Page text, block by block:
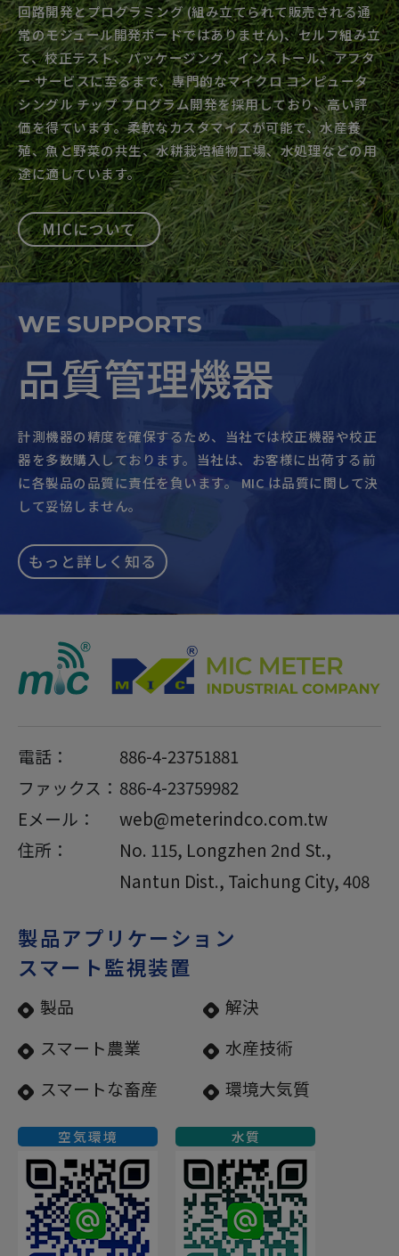
回路開発とプログラミング (組み立てられて販売される通
常のモジュール開発ボードではありません)、セルフ組み立
て、校正テスト、パッケージング、インストール、アフタ
ー サービスに至るまで、専門的なマイクロ コンピュータ
シングル チップ プログラム開発を採用しており、高い評
価を得ています。柔軟なカスタマイズが可能で、水産養
殖、魚と野菜の共生、水耕栽培植物工場、水処理などの用
途に適しています。
MICについて
品質管理機器
計測機器の精度を確保するため、当社では校正機器や校正
器を多数購入しております。当社は、お客様に出荷する前
に各製品の品質に責任を負います。 MIC は品質に関して決
して妥協しません。
もっと詳しく知る
WE SUPPORTS
電話：
886-4-23751881
ファックス： 886-4-23759982
Eメール：
web@meterindco.com.tw
住所：
No. 115, Longzhen 2nd St.,
Nantun Dist., Taichung City,408
製品アプリケーション
スマート監視装置
製品
解決
スマート農業
水産技術
スマートな畜産
環境大気質
空気環境 水質